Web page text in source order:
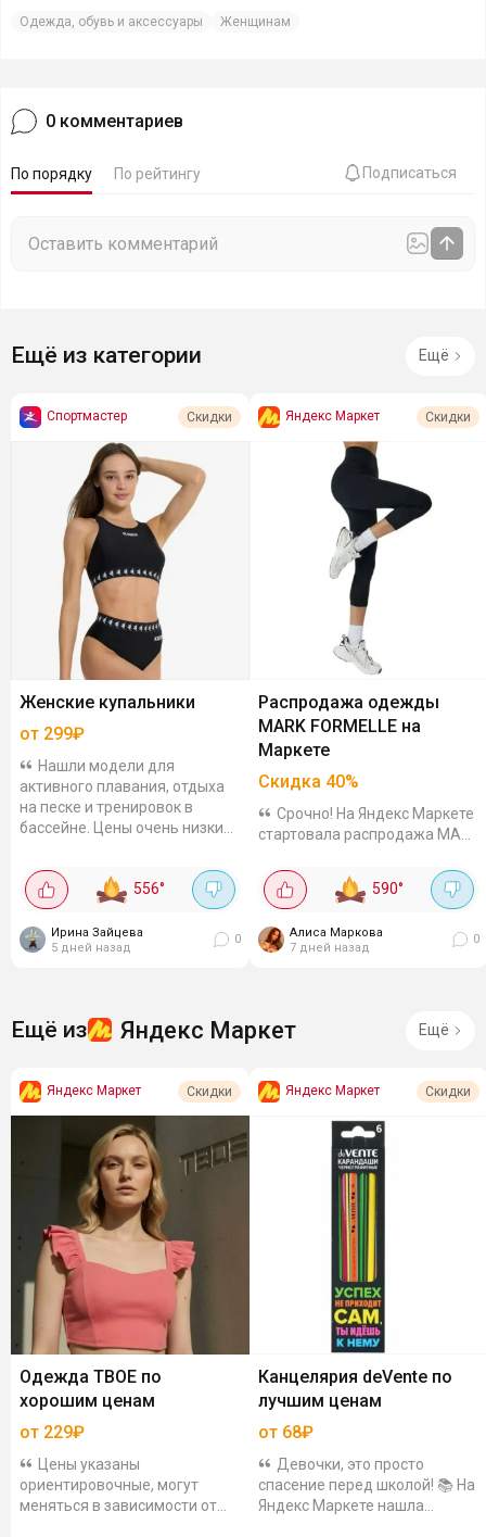
Одежда, обувь и аксессуары Женщинам
0 комментариев
По порядку По рейтингу Подписаться
Ещё из категории Ещё
Спортмастер Скидки
Женские купальники
от 299₽
Нашли модели для
активного плавания, отдыха
на песке и тренировок в
бассейне. Цены очень низкие,
Joss классические, 299₽.
Эластичная ткань,...
556°
Ирина Зайцева
5 дней назад
0
Яндекс Маркет Скидки
Распродажа одежды
MARK FORMELLE на
Маркете
Скидка 40%
Срочно! На Яндекс Маркете
стартовала распродажа MARK
Промокод действует по
подписке на магазин. Обычно
живут - либо...
590°
Алиса Маркова
7 дней назад
0
Ещё из Яндекс Маркет Ещё
Яндекс Маркет Скидки
Одежда ТВОЕ по
хорошим ценам
от 229₽
Цены указаны
ориентировочные, могут
меняться в зависимости от
Яндекс Маркет Скидки
Канцелярия deVente по
лучшим ценам
от 68₽
Девочки, это просто
спасение перед школой! 📚 На
Яндекс Маркете нашла